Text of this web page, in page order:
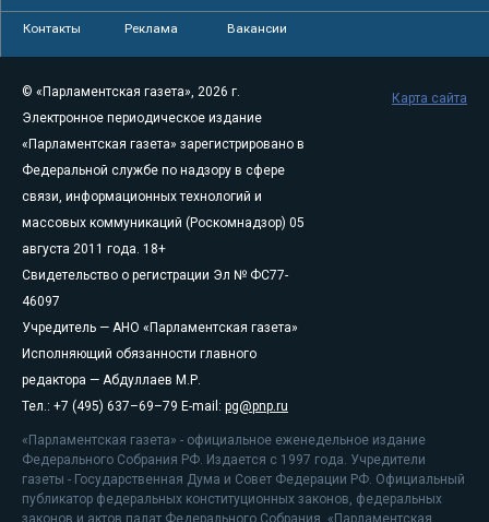
Контакты Реклама Вакансии
© «Парламентская газета», 2026 г.
Электронное периодическое издание
«Парламентская газета» зарегистрировано в
Федеральной службе по надзору в сфере
связи, информационных технологий и
массовых коммуникаций (Роскомнадзор) 05
августа 2011 года. 18+
Свидетельство о регистрации Эл № ФС77-
46097
Учредитель — АНО «Парламентская газета»
Исполняющий обязанности главного
редактора — Абдуллаев М.Р.
Тел.: +7 (495) 637–69–79 E-mail: pg@pnp.ru
«Парламентская газета» - официальное еженедельное издание
Федерального Собрания РФ. Издается с 1997 года. Учредители
газеты - Государственная Дума и Совет Федерации РФ. Официальный
публикатор федеральных конституционных законов, федеральных
законов и актов палат Федерального Собрания. «Парламентская
Карта сайта